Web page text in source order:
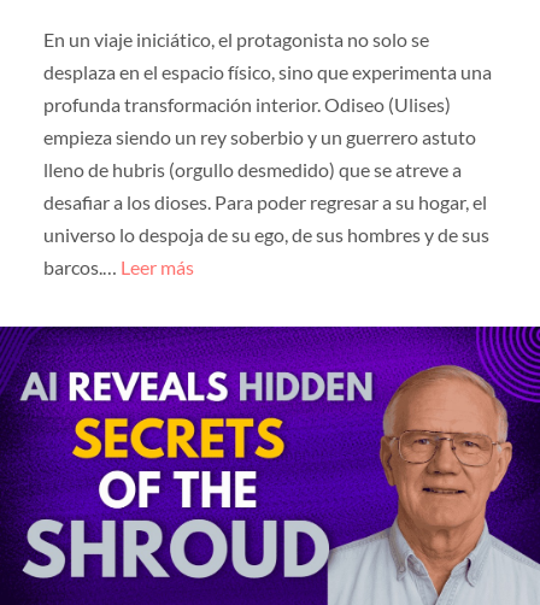
En un viaje iniciático, el protagonista no solo se
desplaza en el espacio físico, sino que experimenta una
profunda transformación interior. Odiseo (Ulises)
empieza siendo un rey soberbio y un guerrero astuto
lleno de hubris (orgullo desmedido) que se atreve a
desafiar a los dioses. Para poder regresar a su hogar, el
universo lo despoja de su ego, de sus hombres y de sus
barcos.… Leer más